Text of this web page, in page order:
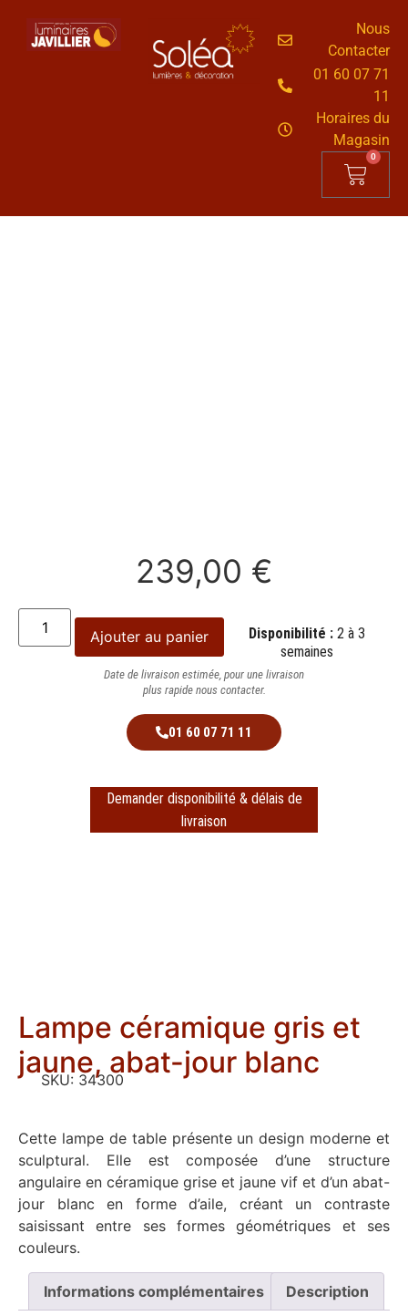
Nous
Contacter
01 60 07 71
11
Horaires du
Magasin
0
239,00 €
Ajouter au panier Disponibilité : 2 à 3
semaines
Date de livraison estimée, pour une livraison
plus rapide nous contacter.
01 60 07 71 11
Demander disponibilité & délais de
livraison
Lampe céramique gris et
jaune, abat-jour blanc
SKU: 34300
Cette lampe de table présente un design moderne et
sculptural. Elle est composée d’une structure
angulaire en céramique grise et jaune vif et d’un abat-
jour blanc en forme d’aile, créant un contraste
saisissant entre ses formes géométriques et ses
couleurs.
Informations complémentaires Description